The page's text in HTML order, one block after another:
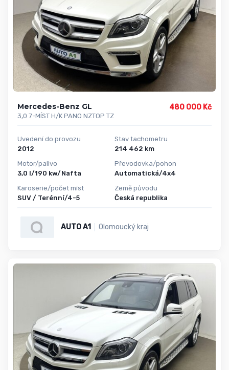
Mercedes-Benz GL
3,0 7-MÍST H/K PANO NZTOP TZ
480 000 Kč
Uvedení do provozu
2012
Motor/palivo
3,0 l/190 kw/Nafta
Karoserie/počet míst
SUV / Terénní/4-5
Stav tachometru
214 462 km
Převodovka/pohon
Automatická/4x4
Země původu
Česká republika
AUTO A1 Olomoucký kraj